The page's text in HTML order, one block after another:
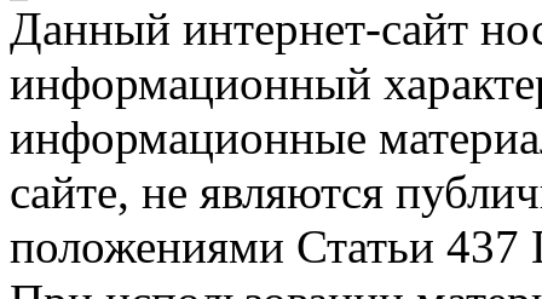
Данный интернет-сайт
информационный
информационные
сайте, не являются
положениями Статьи 437